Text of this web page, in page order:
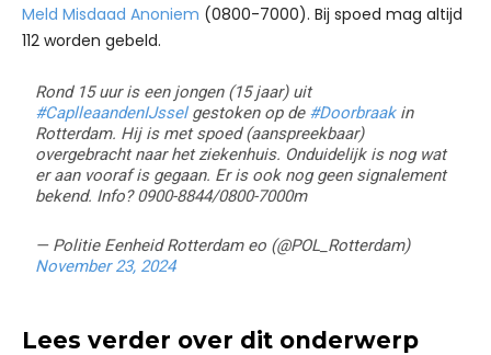
Meld Misdaad Anoniem (0800-7000). Bij spoed mag altijd
112 worden gebeld.
Rond 15 uur is een jongen (15 jaar) uit
#CaplleaandenIJsselgestoken op de #Doorbraakin
Rotterdam. Hij is met spoed (aanspreekbaar)
overgebracht naar het ziekenhuis. Onduidelijk is nog wat
er aan vooraf is gegaan. Er is ook nog geen signalement
bekend. Info? 0900-8844/0800-7000m
— Politie Eenheid Rotterdam eo (@POL_Rotterdam)
November 23, 2024
Lees verder over dit onderwerp